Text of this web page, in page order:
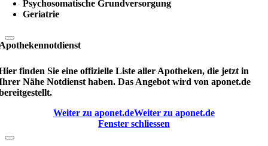
Psychosomatische Grundversorgung
Geriatrie
finden Sie eine offizielle Liste aller Apotheken, die jetzt in
Nähe Notdienst haben. Das Angebot wird von aponet.de
Weiter zu aponet.deWeiter zu aponet.de
Fenster schliessen